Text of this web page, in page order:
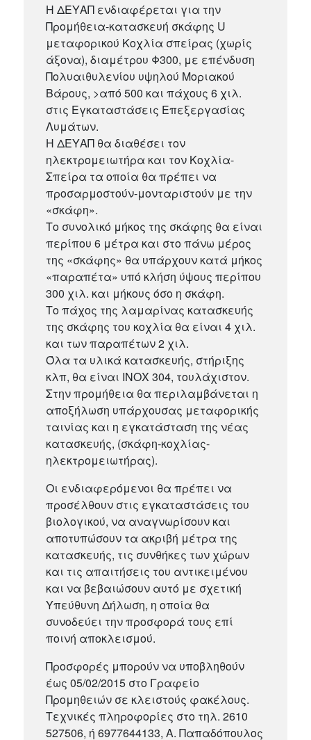
Η ΔΕΥΑΠ ενδιαφέρεται για την
Προμήθεια-κατασκευή σκάφης U
μεταφορικού Κοχλία σπείρας (χωρίς
άξονα), διαμέτρου Φ300, με επένδυση
Πολυαιθυλενίου υψηλού Μοριακού
Βάρους, >από 500 και πάχους 6 χιλ.
στις Εγκαταστάσεις Επεξεργασίας
Λυμάτων.
Η ΔΕΥΑΠ θα διαθέσει τον
ηλεκτρομειωτήρα και τον Κοχλία-
Σπείρα τα οποία θα πρέπει να
προσαρμοστούν-μονταριστούν με την
«σκάφη».
Το συνολικό μήκος της σκάφης θα είναι
περίπου 6 μέτρα και στο πάνω μέρος
της «σκάφης» θα υπάρχουν κατά μήκος
«παραπέτα» υπό κλήση ύψους περίπου
300 χιλ. και μήκους όσο η σκάφη.
Το πάχος της λαμαρίνας κατασκευής
της σκάφης του κοχλία θα είναι 4 χιλ.
και των παραπέτων 2 χιλ.
Όλα τα υλικά κατασκευής, στήριξης
κλπ, θα είναι ΙΝΟΧ 304, τουλάχιστον.
Στην προμήθεια θα περιλαμβάνεται η
αποξήλωση υπάρχουσας μεταφορικής
ταινίας και η εγκατάσταση της νέας
κατασκευής, (σκάφη-κοχλίας-
ηλεκτρομειωτήρας).
Οι ενδιαφερόμενοι θα πρέπει να
προσέλθουν στις εγκαταστάσεις του
βιολογικού, να αναγνωρίσουν και
αποτυπώσουν τα ακριβή μέτρα της
κατασκευής, τις συνθήκες των χώρων
και τις απαιτήσεις του αντικειμένου
και να βεβαιώσουν αυτό με σχετική
Υπεύθυνη Δήλωση, η οποία θα
συνοδεύει την προσφορά τους επί
ποινή αποκλεισμού.
Προσφορές μπορούν να υποβληθούν
έως 05/02/2015 στο Γραφείο
Προμηθειών σε κλειστούς φακέλους.
Τεχνικές πληροφορίες στο τηλ. 2610
527506, ή 6977644133, Α. Παπαδόπουλος